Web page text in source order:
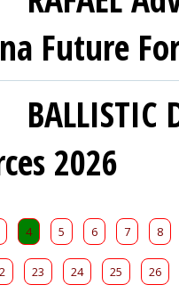
Future
BALLISTIC
2026
4 5 6 7 8
23 24 25 26